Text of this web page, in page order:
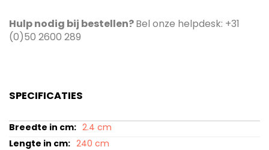
Hulp nodig bij bestellen?Bel onze helpdesk: +31
(0)50 2600 289
SPECIFICATIES
Specificaties
2.4 cm
240 cm